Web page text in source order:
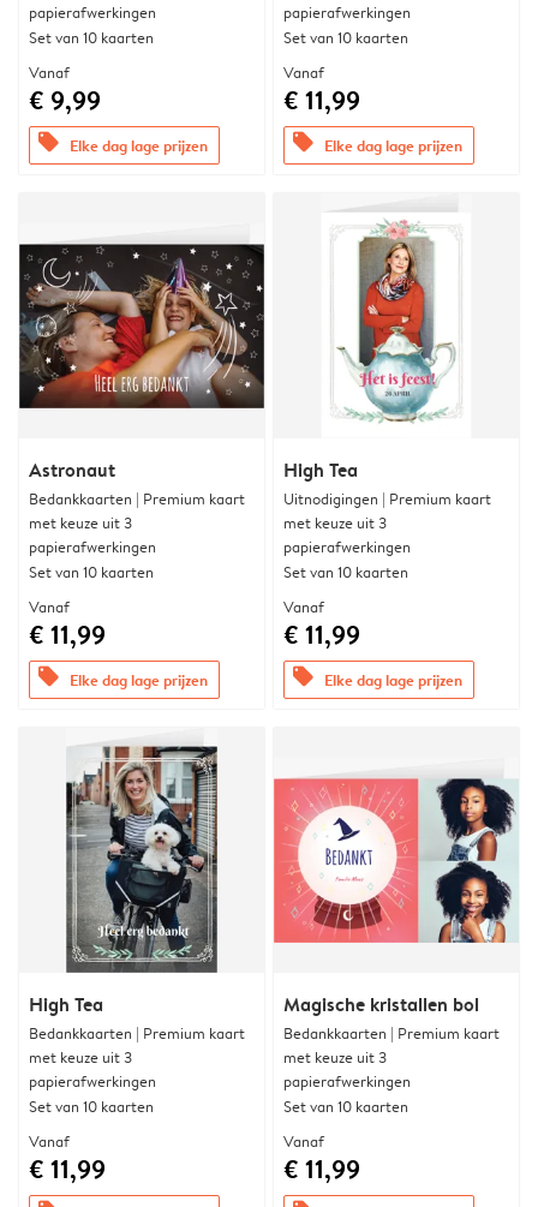
papierafwerkingen
Set van 10 kaarten
Vanaf
€ 9,99
offers Elke dag lage prijzen
papierafwerkingen
Set van 10 kaarten
Vanaf
€ 11,99
offers Elke dag lage prijzen
Astronaut
Bedankkaarten | Premium kaart
met keuze uit 3
papierafwerkingen
Set van 10 kaarten
Vanaf
€ 11,99
offers Elke dag lage prijzen
High Tea
Uitnodigingen | Premium kaart
met keuze uit 3
papierafwerkingen
Set van 10 kaarten
Vanaf
€ 11,99
offers Elke dag lage prijzen
High Tea
Bedankkaarten | Premium kaart
met keuze uit 3
papierafwerkingen
Set van 10 kaarten
Vanaf
€ 11,99
Magische kristallen bol
Bedankkaarten | Premium kaart
met keuze uit 3
papierafwerkingen
Set van 10 kaarten
Vanaf
€ 11,99